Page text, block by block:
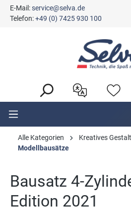
springen
E-Mail:service@selva.de
Telefon:+49 (0) 7425 930 100
Alle Kategorien
Kreatives
Modellbausätze
Bausatz 4-
Edition 2021